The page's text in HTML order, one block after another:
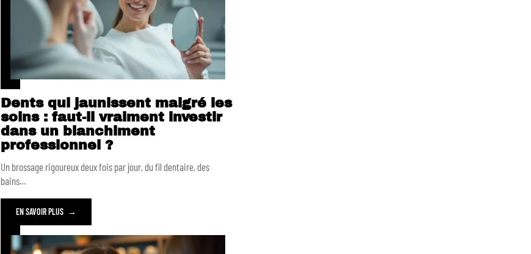
Dents qui jaunissent malgré les
soins : faut-il vraiment investir
dans un blanchiment
professionnel ?
Un brossage rigoureux deux fois par jour, du fil dentaire, des
bains…
EN SAVOIR PLUS